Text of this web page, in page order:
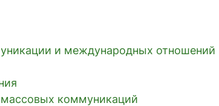
и международных отношений
массовых коммуникаций